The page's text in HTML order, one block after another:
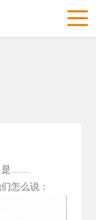
是……
怎么说：